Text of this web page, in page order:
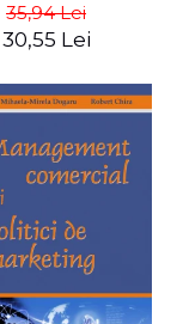
Dumitrascu
35,94 Lei
30,55 Lei